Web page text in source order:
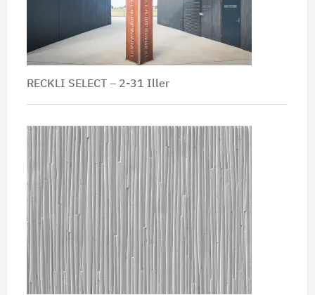
RECKLI SELECT – 2-31 Iller